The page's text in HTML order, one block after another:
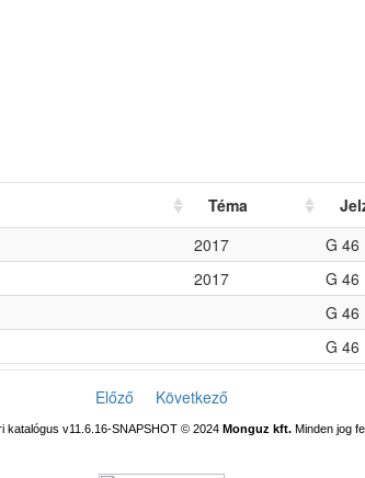
Téma
2017 G 46
2017 G 46
G 46
G 46
Előző Következő
katalógus v11.6.16-SNAPSHOT © 2024 Monguz kft. Minden jog